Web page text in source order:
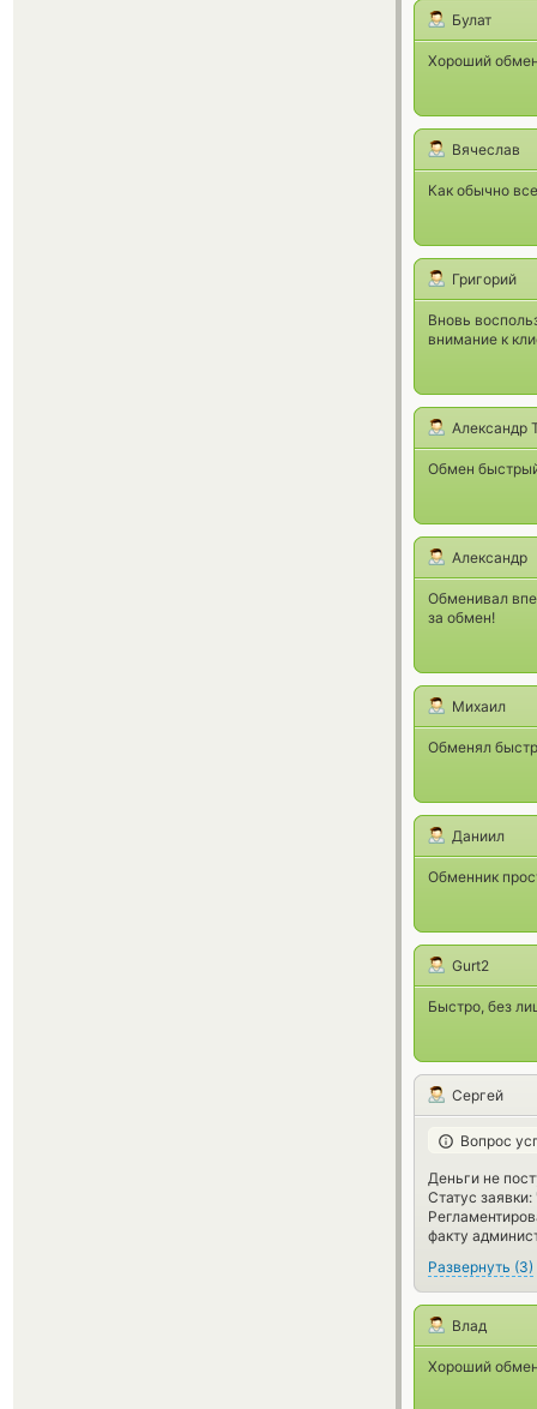
Булат
Хороший
Вячеслав
Как обычно
Григорий
Вновь
внимание к
Александр
Обмен
Александр
Обменивал
за обмен!
Михаил
Обменял
Дaниил
Обменник
Gurt2
Быстро, без
Сергей
Вопрос
Деньги не
Статус
факту
Развернуть (3)
Влад
Хороший